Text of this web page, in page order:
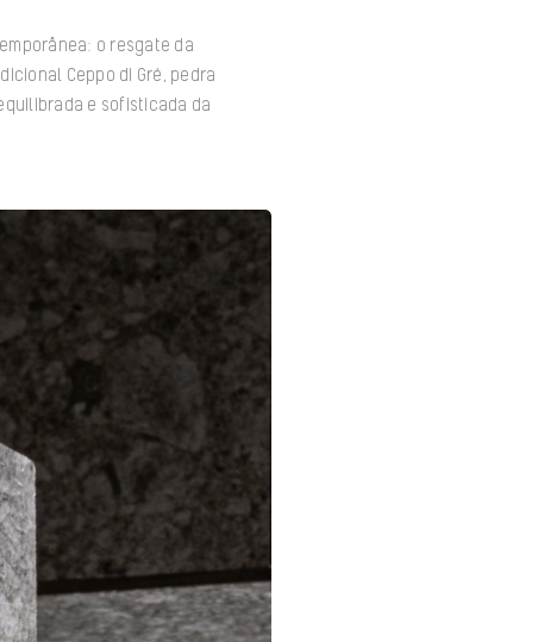
o resgate da
Ceppo di Gré, pedra
e sofisticada da